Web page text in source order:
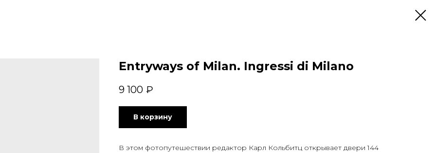
Entryways of Milan. Ingressi di Milano
9 100 ₽
В корзину
В этом фотопутешествии редактор Карл Кольбитц открывает двери 144